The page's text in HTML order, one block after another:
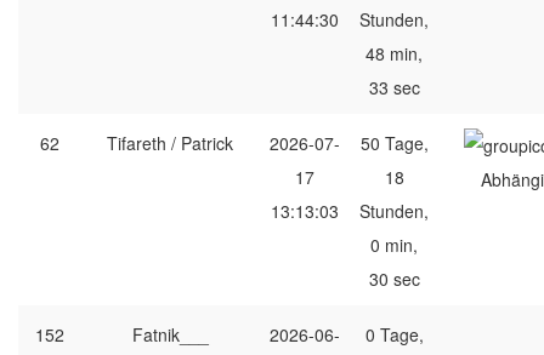
11:44:30
Stunden,
48 min,
33 sec
62 Tifareth / Patrick
2026-07-
17
13:13:03
50 Tage,
18
Stunden,
0 min,
30 sec
152 Fatnik___
2026-06-
0 Tage,